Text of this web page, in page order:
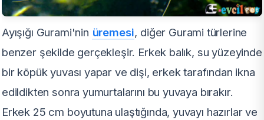
Ayışığı Gurami'nin üremesi, diğer Gurami türlerine
benzer şekilde gerçekleşir. Erkek balık, su yüzeyinde
bir köpük yuvası yapar ve dişi, erkek tarafından ikna
edildikten sonra yumurtalarını bu yuvaya bırakır.
Erkek 25 cm boyutuna ulaştığında, yuvayı hazırlar ve